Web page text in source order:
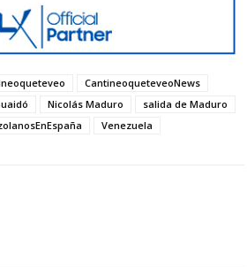
CantineoqueteveoNews
Nicolás Maduro
salida de Maduro
Venezuela